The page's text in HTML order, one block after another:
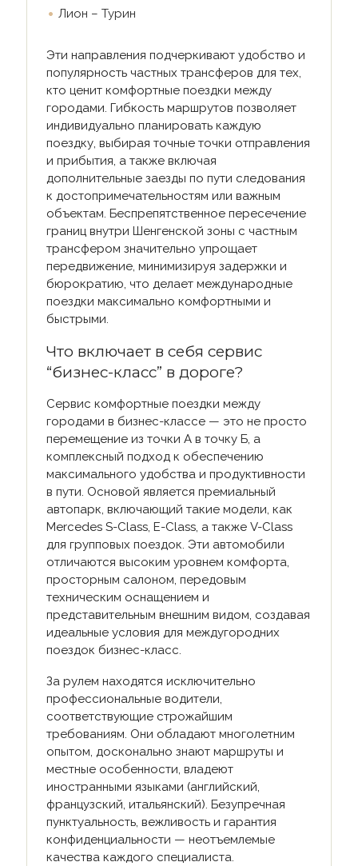
Лион – Турин
Эти направления подчеркивают удобство и
популярность частных трансферов для тех,
кто ценит комфортные поездки между
городами. Гибкость маршрутов позволяет
индивидуально планировать каждую
поездку, выбирая точные точки отправления
и прибытия, а также включая
дополнительные заезды по пути следования
к достопримечательностям или важным
объектам. Беспрепятственное пересечение
границ внутри Шенгенской зоны с частным
трансфером значительно упрощает
передвижение, минимизируя задержки и
бюрократию, что делает международные
поездки максимально комфортными и
быстрыми.
Что включает в себя сервис
“бизнес-класс” в дороге?
Сервис комфортные поездки между
городами в бизнес-классе — это не просто
перемещение из точки А в точку Б, а
комплексный подход к обеспечению
максимального удобства и продуктивности
в пути. Основой является премиальный
автопарк, включающий такие модели, как
Mercedes S-Class, E-Class, а также V-Class
для групповых поездок. Эти автомобили
отличаются высоким уровнем комфорта,
просторным салоном, передовым
техническим оснащением и
представительным внешним видом, создавая
идеальные условия для междугородних
поездок бизнес-класс.
За рулем находятся исключительно
профессиональные водители,
соответствующие строжайшим
требованиям. Они обладают многолетним
опытом, досконально знают маршруты и
местные особенности, владеют
иностранными языками (английский,
французский, итальянский). Безупречная
пунктуальность, вежливость и гарантия
конфиденциальности — неотъемлемые
качества каждого специалиста.